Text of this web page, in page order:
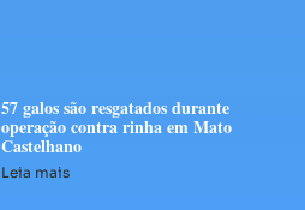
57 galos são resgatados durante
operação contra rinha em Mato
Castelhano
Leia mais